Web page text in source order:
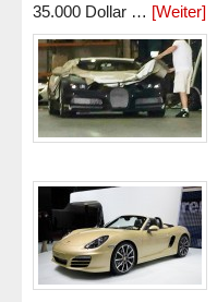
35.000 Dollar … [Weiter]